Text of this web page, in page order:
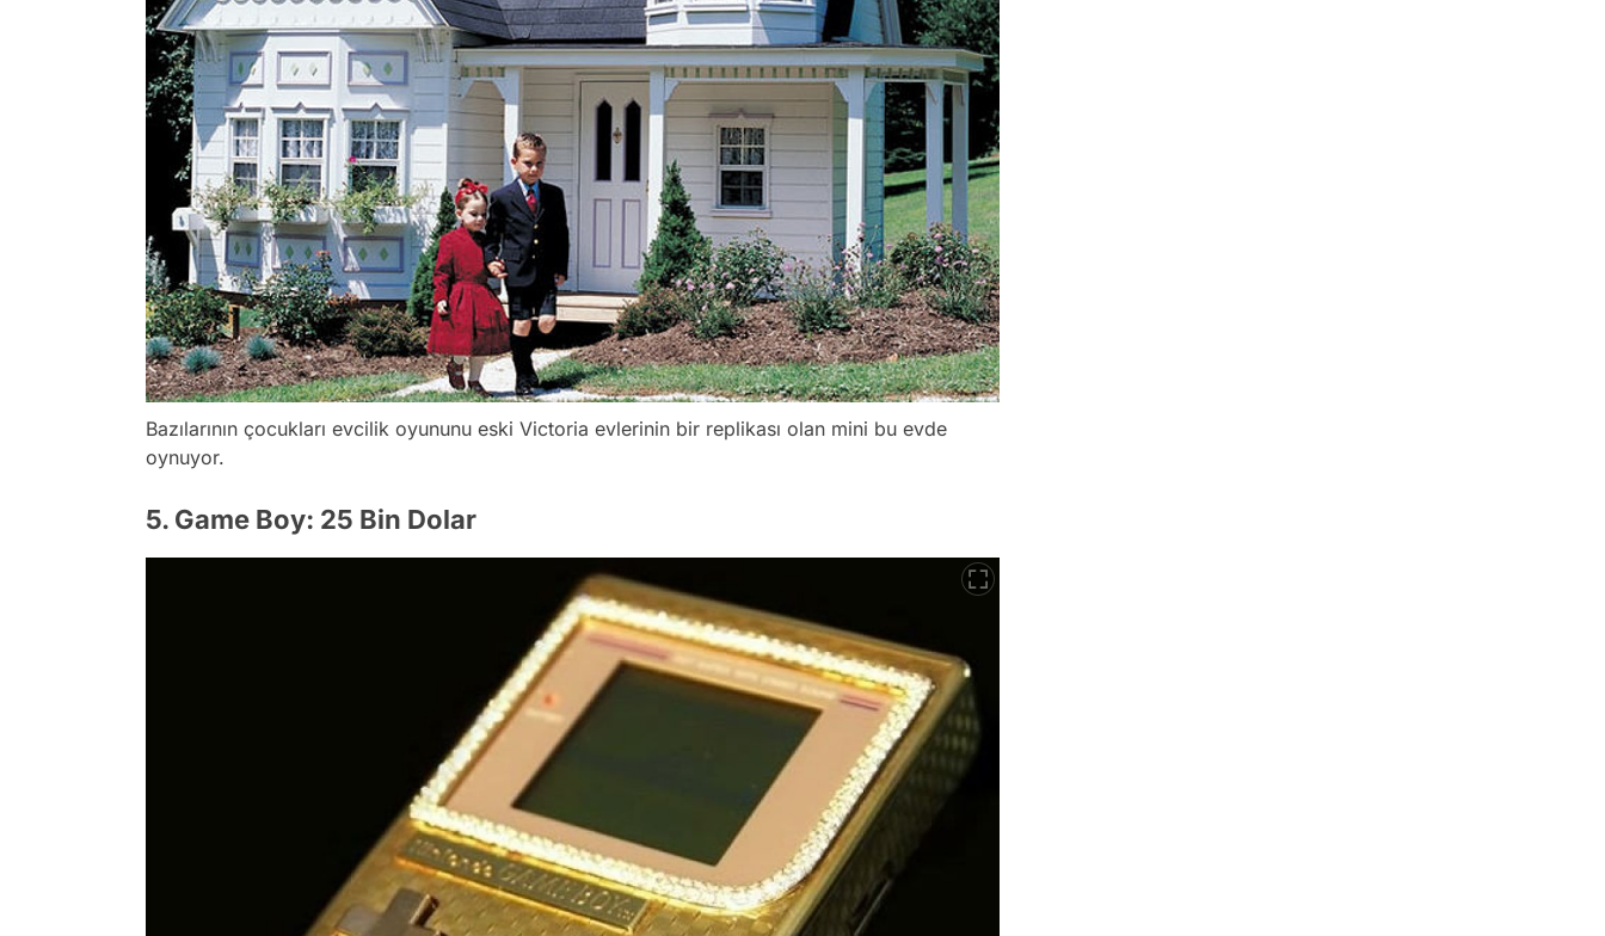
Bazılarının çocukları evcilik oyununu eski Victoria evlerinin bir replikası olan mini bu evde
oynuyor.
5. Game Boy: 25 Bin Dolar